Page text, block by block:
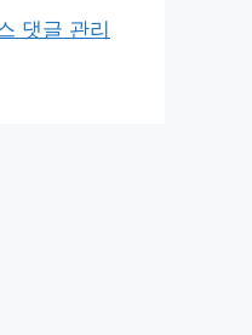
댓글 관리